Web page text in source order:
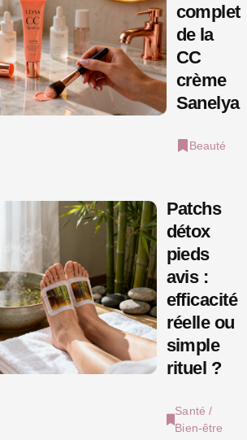
complet
de la
CC
crème
Sanelya
Beauté
Patchs
détox
pieds
avis :
efficacité
réelle ou
simple
rituel ?
Santé /
Bien-être